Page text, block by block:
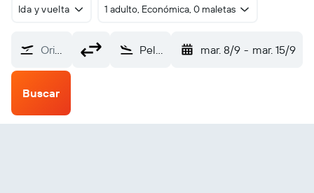
Ida y vuelta 1 adulto, Económica, 0 maletas
Origen Pelican SPB (PEC) mar. 8/9 - mar. 15/9
Buscar